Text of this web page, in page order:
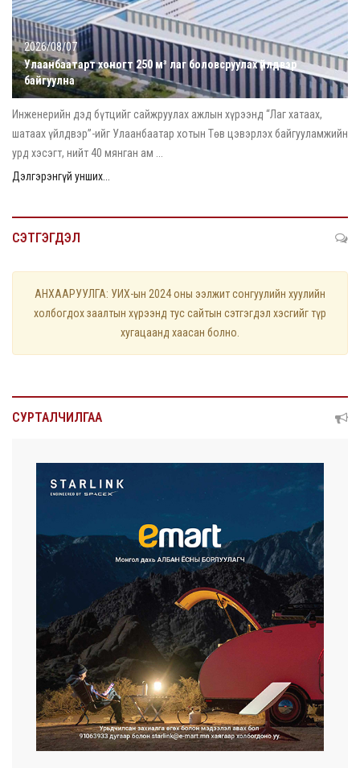
2026/08/07
Улаанбаатарт хоногт 250 м³ лаг боловсруулах үйлдвэр
байгуулна
Инженерийн дэд бүтцийг сайжруулах ажлын хүрээнд “Лаг хатаах,
шатаах үйлдвэр”-ийг Улаанбаатар хотын Төв цэвэрлэх байгууламжийн
урд хэсэгт, нийт 40 мянган ам ...
Дэлгэрэнгүй унших...
СЭТГЭГДЭЛ
АНХААРУУЛГА: УИХ-ын 2024 оны ээлжит сонгуулийн хуулийн
холбогдох заалтын хүрээнд тус сайтын сэтгэгдэл хэсгийг түр
хугацаанд хаасан болно.
СУРТАЛЧИЛГАА